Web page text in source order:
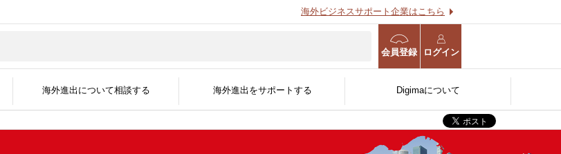
海外ビジネスサポート企業はこちら
会員登録 ログイン
海外進出について相談する 海外進出をサポートする Digimaについて